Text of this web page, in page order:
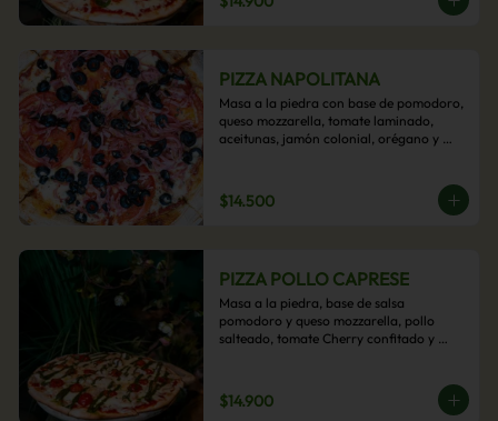
PIZZA NAPOLITANA
Masa a la piedra con base de pomodoro,
queso mozzarella, tomate laminado,
aceitunas, jamón colonial, orégano y
$14.500
PIZZA POLLO CAPRESE
Masa a la piedra, base de salsa
pomodoro y queso mozzarella, pollo
salteado, tomate Cherry confitado y
$14.900